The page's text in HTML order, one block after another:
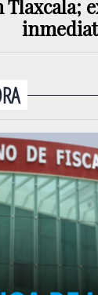
Tlaxcala;